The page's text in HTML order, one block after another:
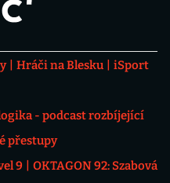
Hráči na Blesku
iSport
- podcast rozbíjející
přestupy
9
OKTAGON 92: Szabová